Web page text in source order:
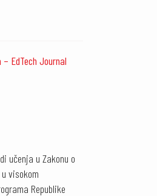
EdTech Journal
učenja u Zakonu o
visokom
Republike